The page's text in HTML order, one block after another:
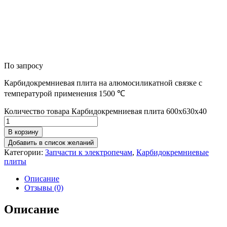
По запросу
Карбидокремниевая плита на алюмосиликатной связке с
температурой применения 1500 ℃
Количество товара Карбидокремниевая плита 600х630х40
В корзину
Добавить в список желаний
Категории: Запчасти к электропечам, Карбидокремниевые
плиты
Описание
Отзывы (0)
Описание